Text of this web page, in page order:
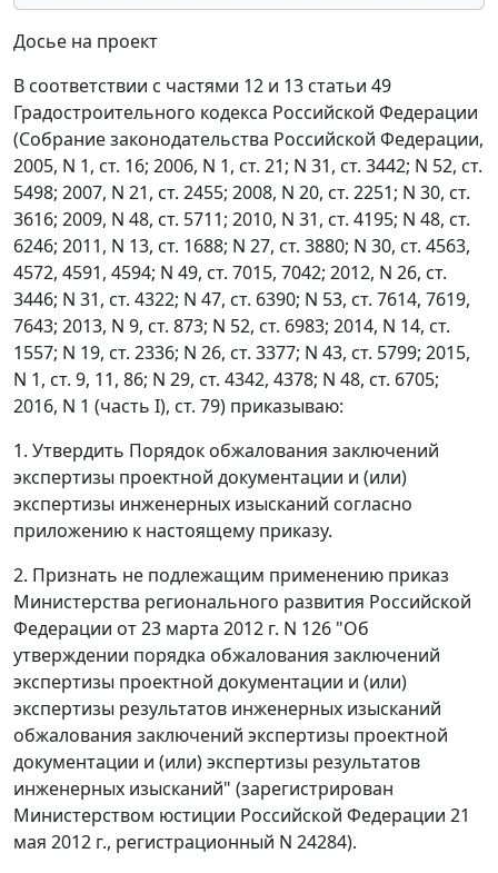
Досье на проект
В соответствии с частями 12 и 13 статьи 49
Градостроительного кодекса Российской Федерации
(Собрание законодательства Российской Федерации,
2005, N 1, ст. 16; 2006, N 1, ст. 21; N 31, ст. 3442; N 52, ст.
5498; 2007, N 21, ст. 2455; 2008, N 20, ст. 2251; N 30, ст.
3616; 2009, N 48, ст. 5711; 2010, N 31, ст. 4195; N 48, ст.
6246; 2011, N 13, ст. 1688; N 27, ст. 3880; N 30, ст. 4563,
4572, 4591, 4594; N 49, ст. 7015, 7042; 2012, N 26, ст.
3446; N 31, ст. 4322; N 47, ст. 6390; N 53, ст. 7614, 7619,
7643; 2013, N 9, ст. 873; N 52, ст. 6983; 2014, N 14, ст.
1557; N 19, ст. 2336; N 26, ст. 3377; N 43, ст. 5799; 2015,
N 1, ст. 9, 11, 86; N 29, ст. 4342, 4378; N 48, ст. 6705;
2016, N 1 (часть I), ст. 79) приказываю:
1. Утвердить Порядок обжалования заключений
экспертизы проектной документации и (или)
экспертизы инженерных изысканий согласно
приложению к настоящему приказу.
2. Признать не подлежащим применению приказ
Министерства регионального развития Российской
Федерации от 23 марта 2012 г. N 126 "Об
утверждении порядка обжалования заключений
экспертизы проектной документации и (или)
экспертизы результатов инженерных изысканий
обжалования заключений экспертизы проектной
документации и (или) экспертизы результатов
инженерных изысканий" (зарегистрирован
Министерством юстиции Российской Федерации 21
мая 2012 г., регистрационный N 24284).